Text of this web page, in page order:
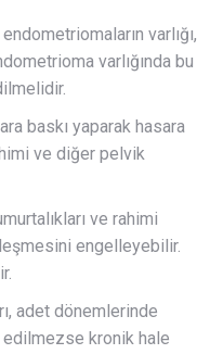
varlığı,
varlığında bu
baskı yaparak hasara
ve diğer pelvik
ve rahimi
engelleyebilir.
adet dönemlerinde
edilmezse kronik hale